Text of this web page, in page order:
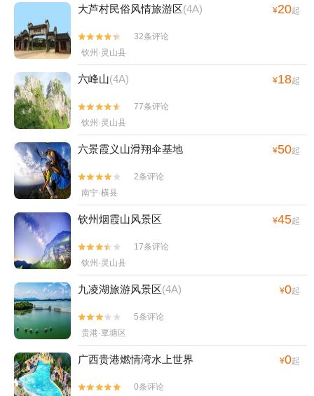
大芦村民俗风情旅游区(4A) ¥20起


32条评论
钦州·灵山县
六峰山(4A) ¥18起


77条评论
钦州·灵山县
六景霞义山滑翔伞基地 ¥50起


2条评论
南宁·横县
钦州烟霞山风景区 ¥45起


17条评论
钦州·灵山县
九凌湖旅游风景区(4A) ¥0起


5条评论
贵港·覃塘区
广西贵港燃情湾水上世界 ¥0起

 0条评论